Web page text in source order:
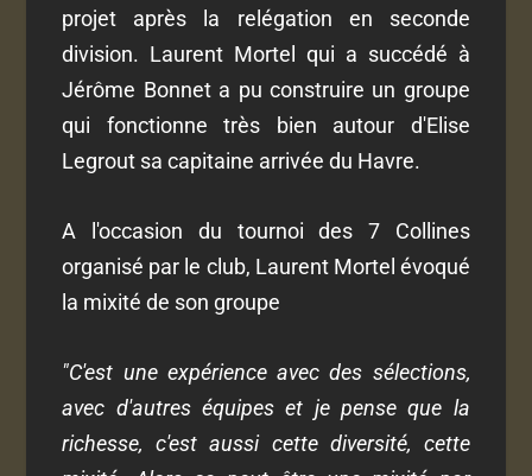
projet après la relégation en seconde
division. Laurent Mortel qui a succédé à
Jérôme Bonnet a pu construire un groupe
qui fonctionne très bien autour d'Elise
Legrout sa capitaine arrivée du Havre.
A l'occasion du tournoi des 7 Collines
organisé par le club, Laurent Mortel évoqué
la mixité de son groupe
"C'est une expérience avec des sélections,
avec d'autres équipes et je pense que la
richesse, c'est aussi cette diversité, cette